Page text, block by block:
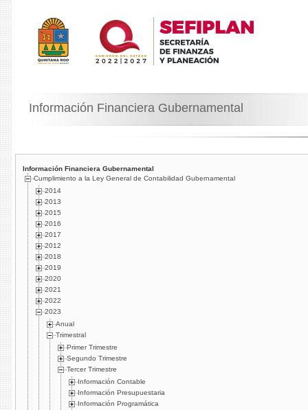
Información Financiera Gubernamental
Información Financiera Gubernamental
Cumplimiento a la Ley General de Contabilidad Gubernamental
2014
2013
2015
2016
2017
2012
2018
2019
2020
2021
2022
2023
Anual
Trimestral
Primer Trimestre
Segundo Trimestre
Tercer Trimestre
Información Contable
Información Presupuestaria
Información Programática